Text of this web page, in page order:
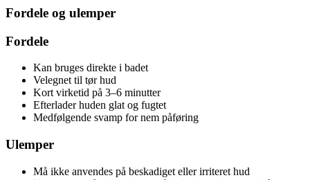
Fordele og ulemper
Fordele
Kan bruges direkte i badet
Velegnet til tør hud
Kort virketid på 3–6 minutter
Efterlader huden glat og fugtet
Medfølgende svamp for nem påføring
Ulemper
Må ikke anvendes på beskadiget eller irriteret hud